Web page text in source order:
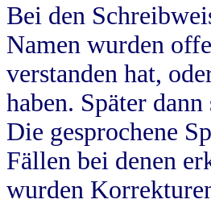
Bei den
Namen wurden
verstanden hat,
haben. Später
Die gesprochene
Fällen bei denen
wurden